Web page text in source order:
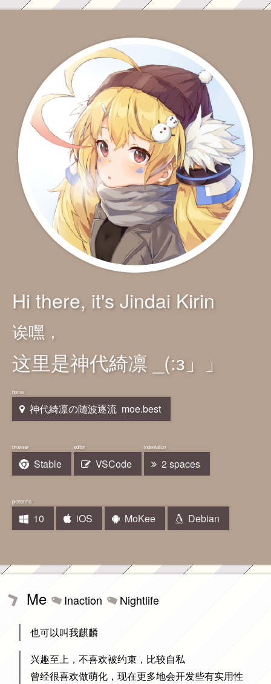
Hi there, it's Jindai Kirin
诶嘿，
这里是神代綺凛 _(:з」」
神代綺凛の随波逐流 moe.best
Stable VSCode 2 spaces
10 iOS MoKee Debian
Me Inaction Nightlife
也可以叫我麒麟
兴趣至上，不喜欢被约束，比较自私
曾经很喜欢做萌化，现在更多地会开发些有实用性